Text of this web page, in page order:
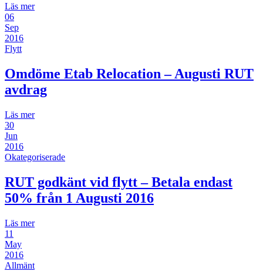
Läs mer
06
Sep
2016
Flytt
Omdöme Etab Relocation – Augusti RUT
avdrag
Läs mer
30
Jun
2016
Okategoriserade
RUT godkänt vid flytt – Betala endast
50% från 1 Augusti 2016
Läs mer
11
May
2016
Allmänt